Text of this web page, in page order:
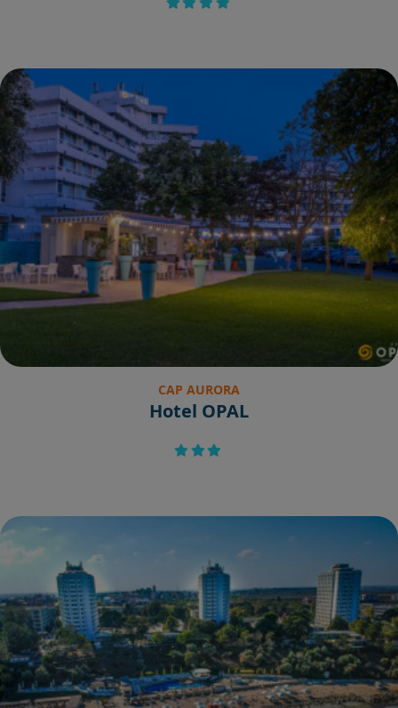
CAP AURORA
Hotel OPAL